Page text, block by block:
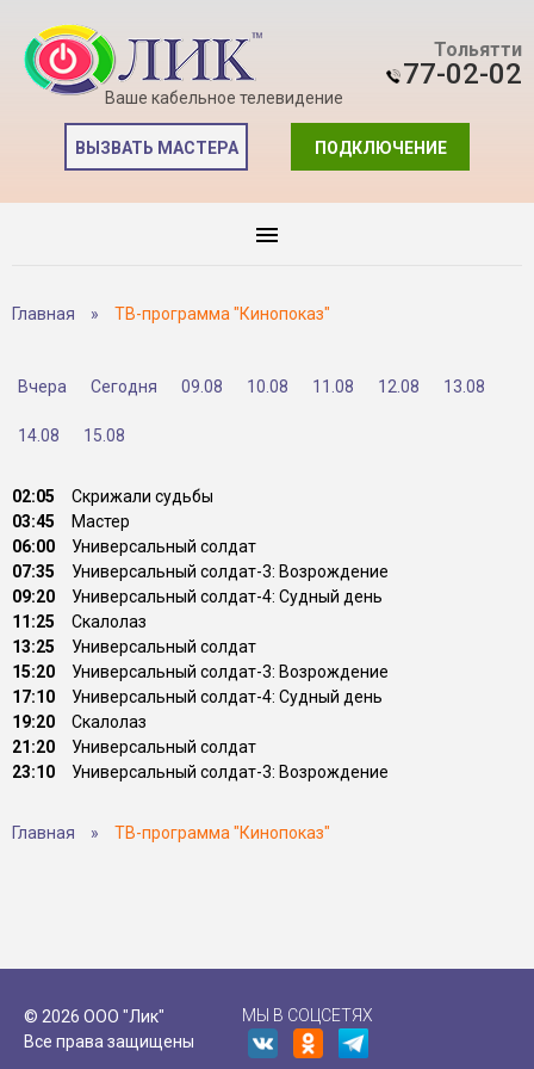
Ваше кабельное телевидение
Тольятти
77-02-02
ПОДКЛЮЧЕНИЕ
ВЫЗВАТЬ МАСТЕРА
Главная » ТВ-программа "Кинопоказ"
Вчера Сегодня 09.08 10.08 11.08 12.08 13.08
14.08 15.08
02:05
Скрижали судьбы
03:45
Мастер
06:00
Универсальный солдат
07:35
Универсальный солдат-3: Возрождение
09:20
Универсальный солдат-4: Судный день
11:25
Скалолаз
13:25
Универсальный солдат
15:20
Универсальный солдат-3: Возрождение
17:10
Универсальный солдат-4: Судный день
19:20
Скалолаз
21:20
Универсальный солдат
23:10
Универсальный солдат-3: Возрождение
Главная » ТВ-программа "Кинопоказ"
© 2026 ООО "Лик"
Все права защищены
МЫ В СОЦСЕТЯХ